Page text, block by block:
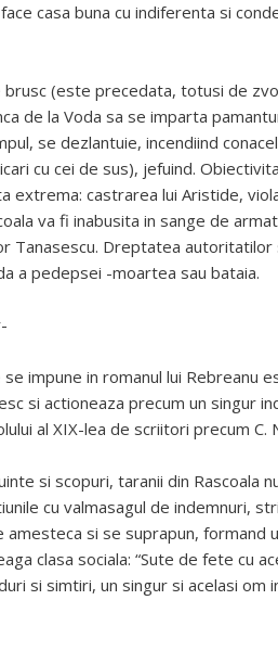
casa buna cu indiferenta si
brusc (este precedata, totusi de
de la Voda sa se imparta
se dezlantuie, incendiind
cu cei de sus), jefuind.
extrema: castrarea lui Aristide,
va fi inabusita in sange de
Tanasescu. Dreptatea
a pedepsei -moartea sau bataia.
impune in romanul lui Rebreanu
si actioneaza precum un singur
al XIX-lea de scriitori precum C.
si scopuri, taranii din Rascoala
cu valmasagul de indemnuri,
amesteca si se suprapun, formand
clasa sociala: “Sute de fete cu
si simtiri, un singur si acelasi om